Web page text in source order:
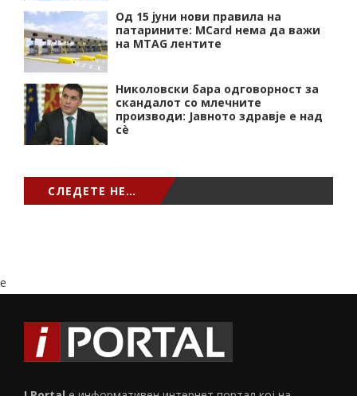
Од 15 јуни нови правила на
патарините: MCard нема да важи
на MTAG лентите
Николовски бара одговорност за
скандалот со млечните
производи: Јавното здравје е над
сѐ
СЛЕДЕТЕ НЕ…
e